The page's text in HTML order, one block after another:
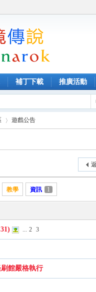
補丁下載 推廣活動
遊戲公告
教學 資訊 1
... 2 3
館嚴格執行